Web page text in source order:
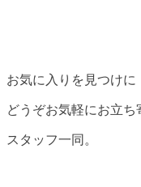
お気に入りを見つけに
どうぞお気軽にお立ち
スタッフ一同。